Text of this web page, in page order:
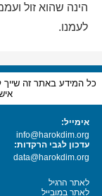
הינה שהוא זול
לעמנו.
כל המידע באתר זה שייך
אימייל:
info@harokdim.org
עדכון לגבי הרקדות:
data@harokdim.org
לאתר הרגיל
לאתר במובייל